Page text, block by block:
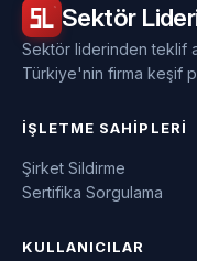
Sektör
Sektör liderinden teklif
Türkiye'nin firma keşif
İŞLETME SAHIPLERI
Şirket Sildirme
Sertifika Sorgulama
KULLANICILAR